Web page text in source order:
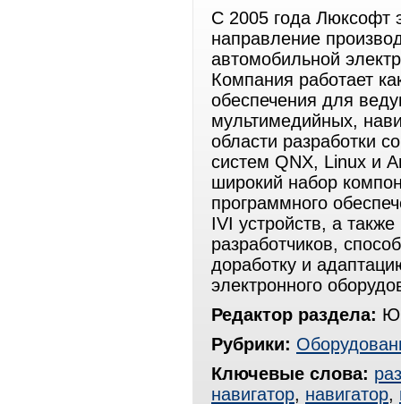
С 2005 года Люксофт
направление
автомобильной
Компания работает
обеспечения для
мультимедийных,
области разработки
систем QNX, Linux и
широкий набор
программного
IVI устройств, а
разработчиков,
доработку и
электронного
Редактор раздела:
Рубрики:
Ключевые слова:
навигатор, навигатор,